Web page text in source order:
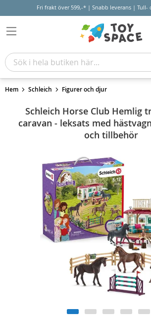
Fri frakt över 599,-* | Snabb leverans | Tull-
Hem Schleich Figurer och djur
Schleich Horse Club Hemlig
caravan - leksats med
och tillbehör